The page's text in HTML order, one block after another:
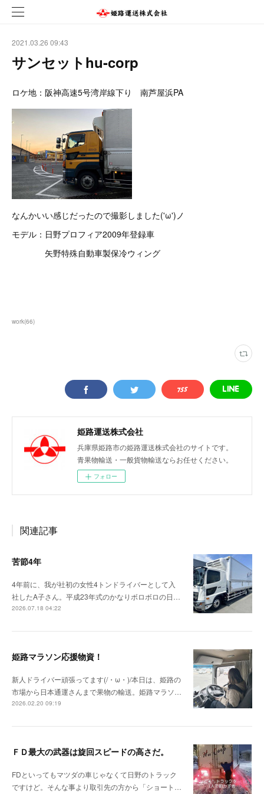
2021.03.26 09:43
サンセットhu-corp
ロケ地：阪神高速5号湾岸線下り 南芦屋浜PA
なんかいい感じだったので撮影しました('ω')ノ
モデル：日野プロフィア2009年登録車
矢野特殊自動車製保冷ウィング
work(66)
姫路運送株式会社
兵庫県姫路市の姫路運送株式会社のサイトです。
青果物輸送・一般貨物輸送ならお任せください。
フォロー
関連記事
苦節4年
4年前に、我が社初の女性4トンドライバーとして入
社したA子さん。平成23年式のかなりボロボロの日…
2026.07.18 04:22
姫路マラソン応援物資！
新人ドライバー頑張ってます(/・ω・)/本日は、姫路の
市場から日本通運さんまで果物の輸送。姫路マラソ…
2026.02.20 09:19
ＦＤ最大の武器は旋回スピードの高さだ。
FDといってもマツダの車じゃなくて日野のトラック
ですけど。そんな事より取引先の方から「ショート…